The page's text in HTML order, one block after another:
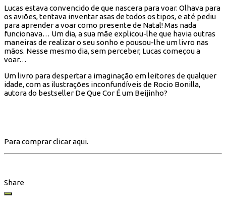
Lucas estava convencido de que nascera para voar. Olhava para
os aviões, tentava inventar asas de todos os tipos, e até pediu
para aprender a voar como presente de Natal! Mas nada
funcionava… Um dia, a sua mãe explicou-lhe que havia outras
maneiras de realizar o seu sonho e pousou-lhe um livro nas
mãos. Nesse mesmo dia, sem perceber, Lucas começou a
voar…
Um livro para despertar a imaginação em leitores de qualquer
idade, com as ilustrações inconfundíveis de Rocio Bonilla,
autora do bestseller De Que Cor É um Beijinho?
Para comprarclicar aqui.
Share